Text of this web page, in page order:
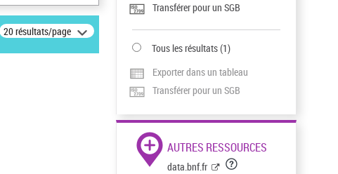
20 résultats/page
Transférer pour un SGB
Tous les résultats(1)
Exporter dans un tableau
Transférer pour un SGB
AUTRES RESSOURCES
data.bnf.fr